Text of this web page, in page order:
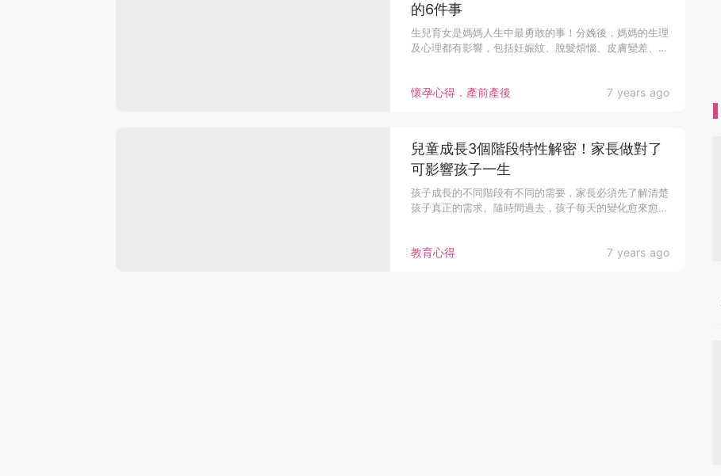
懷孕心得．產前產後 7 years ago
的6件事
生兒育女是媽媽人生中最勇敢的事！分娩後，媽媽的生理
及心理都有影響，包括妊娠紋、脫髮煩惱、皮膚變差、
教育心得 7 years ago
兒童成長3個階段特性解密！家長做對了
可影響孩子一生
孩子成長的不同階段有不同的需要，家長必須先了解清楚
孩子真正的需求。隨時間過去，孩子每天的變化愈來愈